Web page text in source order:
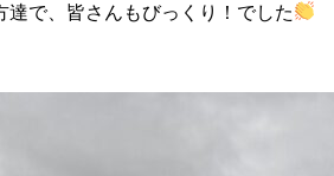
で、皆さんもびっくり！でした